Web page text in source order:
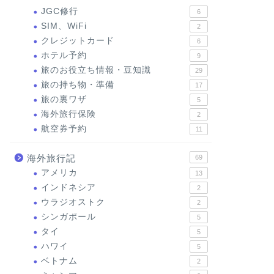
JGC修行 6
SIM、WiFi 2
クレジットカード 6
ホテル予約 9
旅のお役立ち情報・豆知識 29
旅の持ち物・準備 17
旅の裏ワザ 5
海外旅行保険 2
航空券予約 11
海外旅行記 69
アメリカ 13
インドネシア 2
ウラジオストク 2
シンガポール 5
タイ 5
ハワイ 5
ベトナム 2